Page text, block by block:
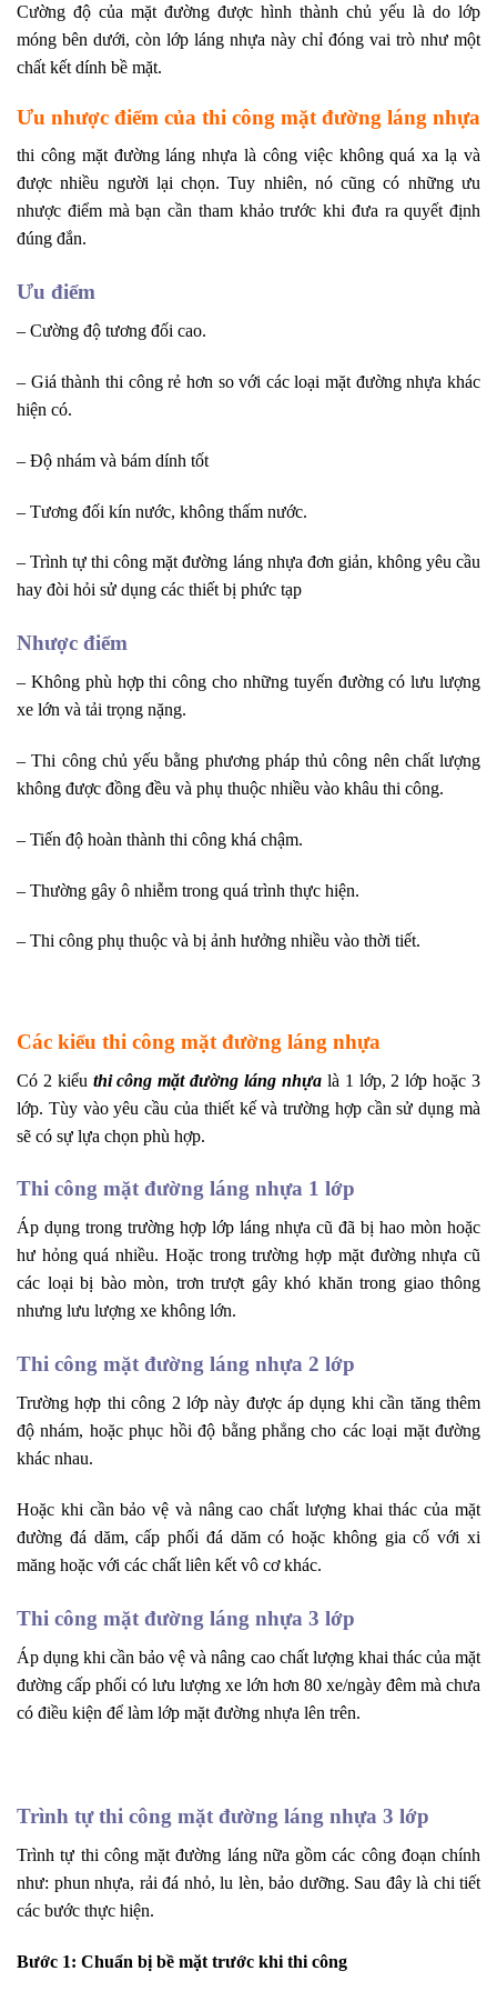
Cường độ của mặt đường được hình thành chủ yếu là do lớp
móng bên dưới, còn lớp láng nhựa này chỉ đóng vai trò như một
chất kết dính bề mặt.
Ưu nhược điểm của thi công mặt đường láng nhựa
thi công mặt đường láng nhựa là công việc không quá xa lạ và
được nhiều người lại chọn. Tuy nhiên, nó cũng có những ưu
nhược điểm mà bạn cần tham khảo trước khi đưa ra quyết định
đúng đắn.
Ưu điểm
– Cường độ tương đối cao.
– Giá thành thi công rẻ hơn so với các loại mặt đường nhựa khác
hiện có.
– Độ nhám và bám dính tốt
– Tương đối kín nước, không thấm nước.
– Trình tự thi công mặt đường láng nhựa đơn giản, không yêu cầu
hay đòi hỏi sử dụng các thiết bị phức tạp
Nhược điểm
– Không phù hợp thi công cho những tuyến đường có lưu lượng
xe lớn và tải trọng nặng.
– Thi công chủ yếu bằng phương pháp thủ công nên chất lượng
không được đồng đều và phụ thuộc nhiều vào khâu thi công.
– Tiến độ hoàn thành thi công khá chậm.
– Thường gây ô nhiễm trong quá trình thực hiện.
– Thi công phụ thuộc và bị ảnh hưởng nhiều vào thời tiết.
Các kiểu thi công mặt đường láng nhựa
Có 2 kiểu thi công mặt đường láng nhựalà 1 lớp, 2 lớp hoặc 3
lớp. Tùy vào yêu cầu của thiết kế và trường hợp cần sử dụng mà
sẽ có sự lựa chọn phù hợp.
Thi công mặt đường láng nhựa 1 lớp
Áp dụng trong trường hợp lớp láng nhựa cũ đã bị hao mòn hoặc
hư hỏng quá nhiều. Hoặc trong trường hợp mặt đường nhựa cũ
các loại bị bào mòn, trơn trượt gây khó khăn trong giao thông
nhưng lưu lượng xe không lớn.
Thi công mặt đường láng nhựa 2 lớp
Trường hợp thi công 2 lớp này được áp dụng khi cần tăng thêm
độ nhám, hoặc phục hồi độ bằng phẳng cho các loại mặt đường
khác nhau.
Hoặc khi cần bảo vệ và nâng cao chất lượng khai thác của mặt
đường đá dăm, cấp phối đá dăm có hoặc không gia cố với xi
măng hoặc với các chất liên kết vô cơ khác.
Thi công mặt đường láng nhựa 3 lớp
Áp dụng khi cần bảo vệ và nâng cao chất lượng khai thác của mặt
đường cấp phối có lưu lượng xe lớn hơn 80 xe/ngày đêm mà chưa
có điều kiện để làm lớp mặt đường nhựa lên trên.
Trình tự thi công mặt đường láng nhựa 3 lớp
Trình tự thi công mặt đường láng nữa gồm các công đoạn chính
như: phun nhựa, rải đá nhỏ, lu lèn, bảo dưỡng. Sau đây là chi tiết
các bước thực hiện.
Bước 1: Chuẩn bị bề mặt trước khi thi công